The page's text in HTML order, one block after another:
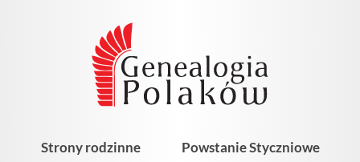
Strony rodzinne
Powstanie Styczniowe